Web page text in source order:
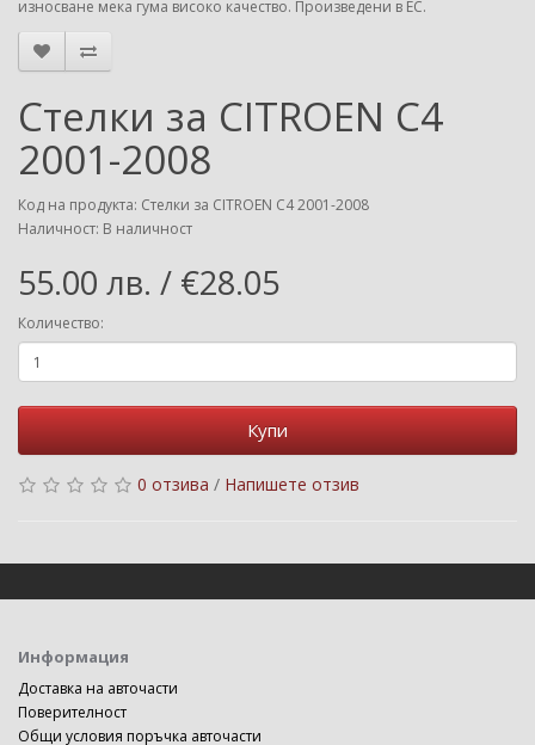
износване мека гума високо качество. Произведени в ЕС.
Стелки за CITROEN C4
2001-2008
Код на продукта: Стелки за CITROEN C4 2001-2008
Наличност: В наличност
55.00 лв. / €28.05
Количество:
Купи
0 отзива / Напишете отзив
Информация
Доставка на авточасти
Поверителност
Общи условия поръчка авточасти